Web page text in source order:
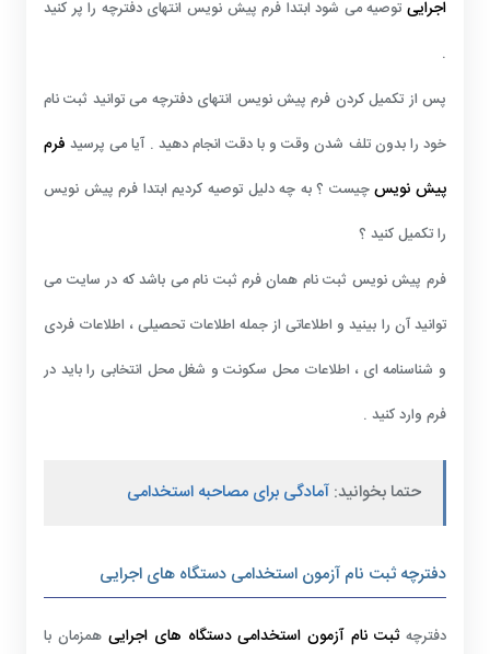
اجرایی توصیه می شود ابتدا فرم پیش نویس انتهای دفترچه را پر کنید
.
پس از تکمیل کردن فرم پیش نویس انتهای دفترچه می توانید ثبت نام
خود را بدون تلف شدن وقت و با دقت انجام دهید . آیا می پرسید فرم
پیش نویسچیست ؟ به چه دلیل توصیه کردیم ابتدا فرم پیش نویس
را تکمیل کنید ؟
فرم پیش نویس ثبت نام همان فرم ثبت نام می باشد که در سایت می
توانید آن را بینید و اطلاعاتی از جمله اطلاعات تحصیلی ، اطلاعات فردی
و شناسنامه ای ، اطلاعات محل سکونت و شغل محل انتخابی را باید در
فرم وارد کنید .
حتما بخوانید: آمادگی برای مصاحبه استخدامی
دفترچه ثبت نام آزمون استخدامی دستگاه های اجرایی
دفترچهثبت نام آزمون استخدامی دستگاه های اجرایی همزمان با